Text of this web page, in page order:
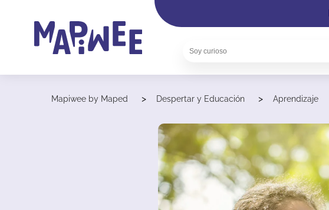
Mapiwee by Maped > Despertar y Educación > Aprendizaje